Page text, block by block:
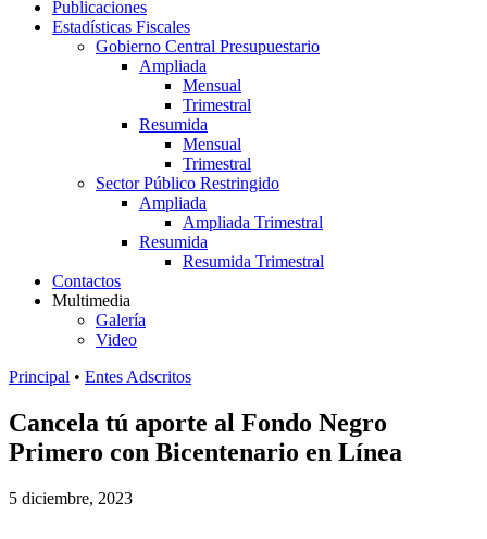
Publicaciones
Estadísticas Fiscales
Gobierno Central Presupuestario
Ampliada
Mensual
Trimestral
Resumida
Mensual
Trimestral
Sector Público Restringido
Ampliada
Ampliada Trimestral
Resumida
Resumida Trimestral
Contactos
Multimedia
Galería
Video
Principal • Entes Adscritos
Cancela tú aporte al Fondo Negro
Primero con Bicentenario en Línea
5 diciembre, 2023